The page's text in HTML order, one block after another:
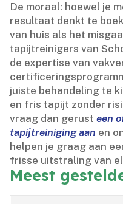
De moraal: hoewel je
resultaat denkt te
van huis als het
tapijtreinigers van
de expertise van
juiste behandeling te
en fris tapijt zonder
vraag dan gerusteen
tapijtreiniging aan en
helpen je graag aan
frisse uitstraling van
Meest